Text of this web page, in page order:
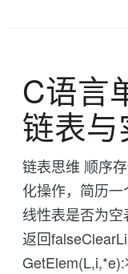
C语言
链表与
链表思维 顺序
化操作，简历
线性表是否为
返回